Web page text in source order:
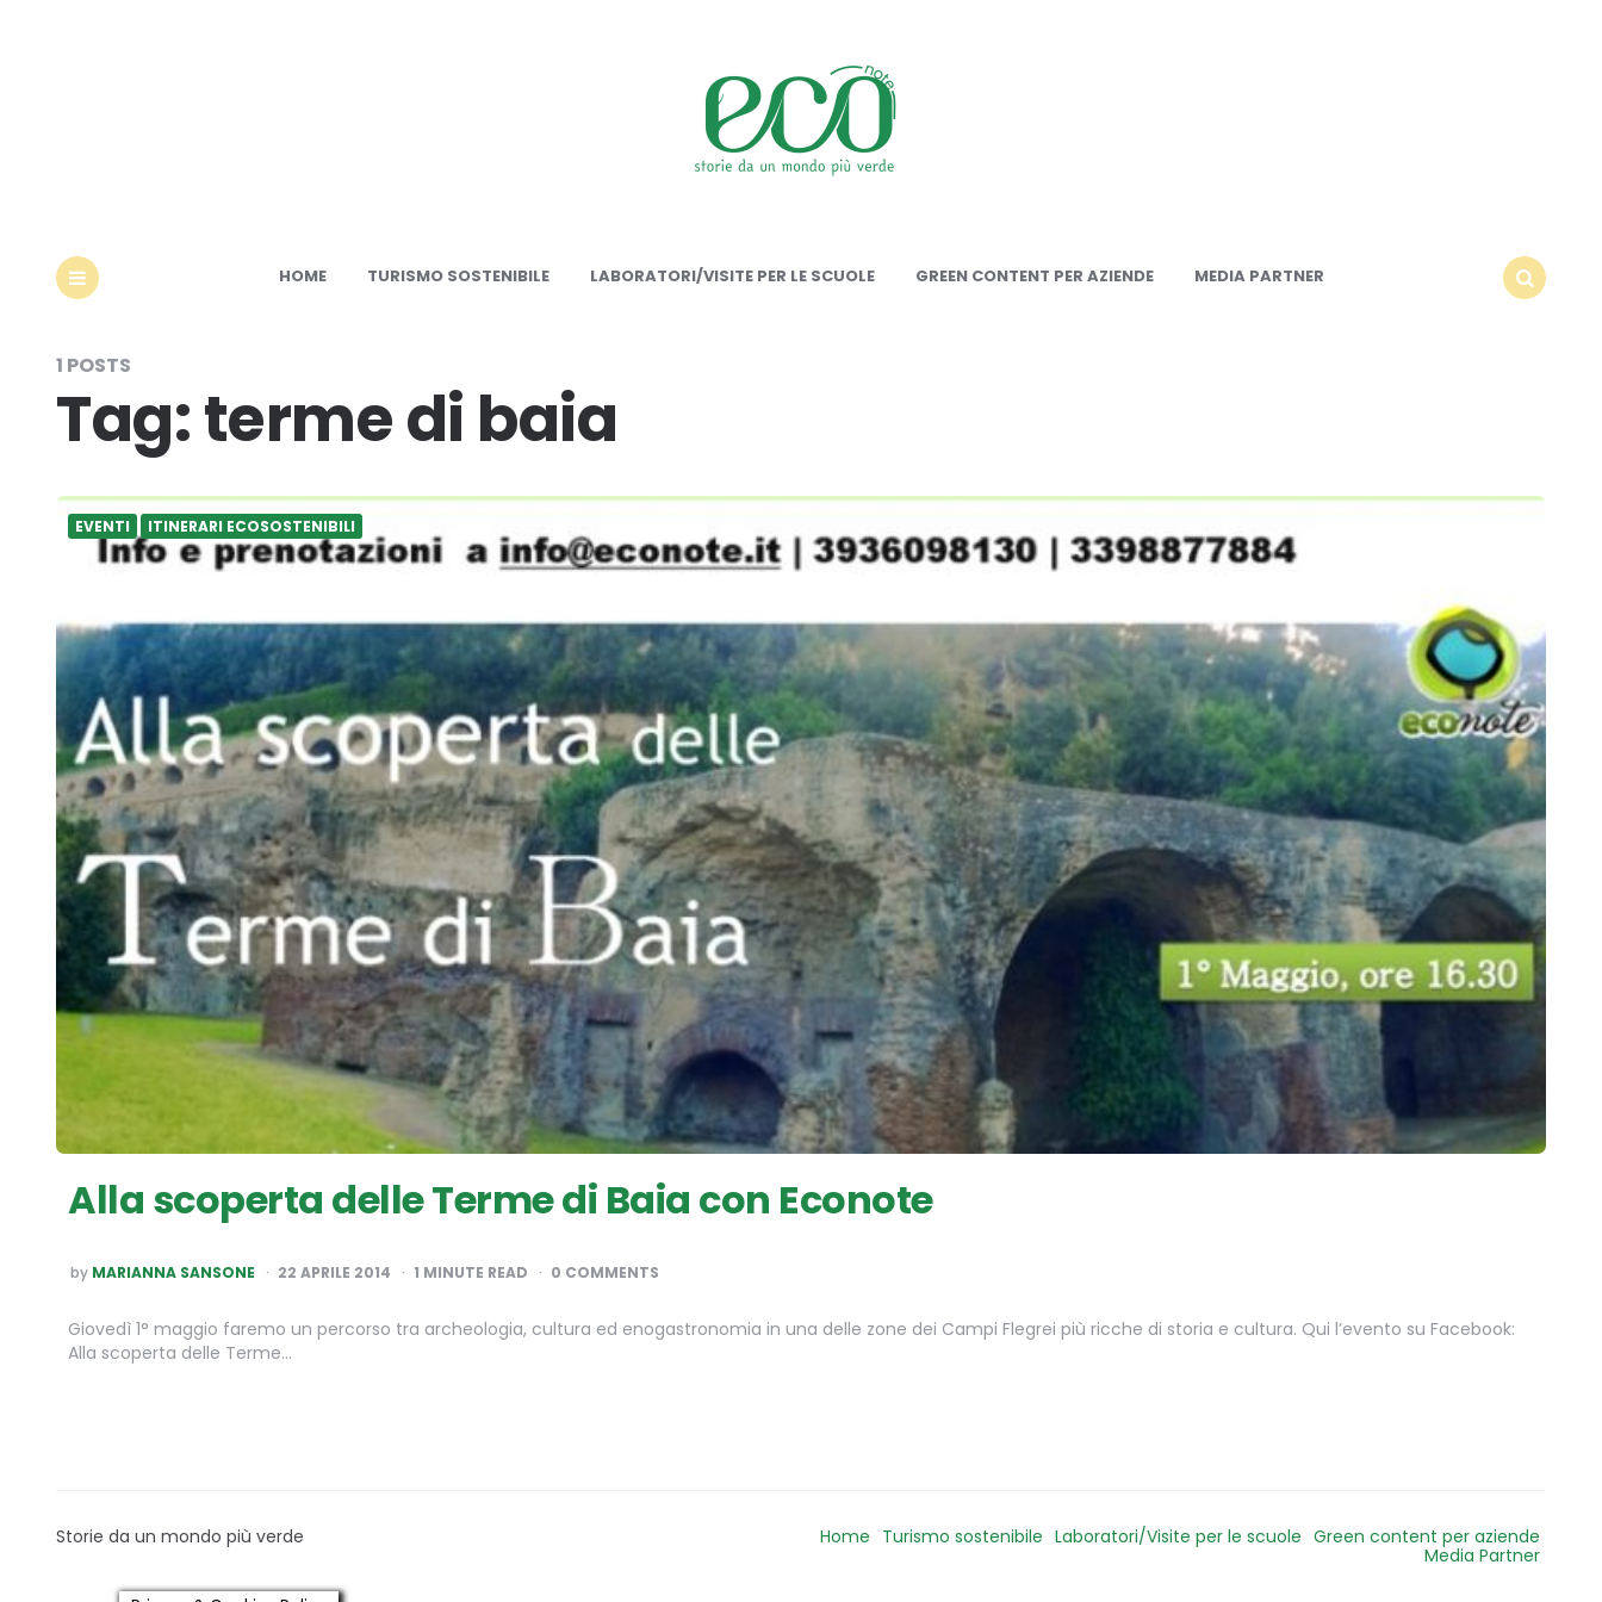
HOME TURISMO SOSTENIBILE LABORATORI/VISITE PER LE SCUOLE GREEN CONTENT PER AZIENDE
MEDIA PARTNER
1 POSTS
Tag:terme di baia
EVENTI ITINERARI ECOSOSTENIBILI
Alla scoperta delle Terme di Baia con Econote
POSTED
BY
by MARIANNA SANSONE 22 APRILE 2014 1 MINUTE READ 0 COMMENTS
Giovedì 1° maggio faremo un percorso tra archeologia, cultura ed enogastronomia in una delle zone dei Campi Flegrei più ricche di storia e cultura. Qui l’evento su Facebook:
Alla scoperta delle Terme…
Storie da un mondo più verde Home Turismo sostenibile Laboratori/Visite per le scuole Green content per aziende
Media Partner